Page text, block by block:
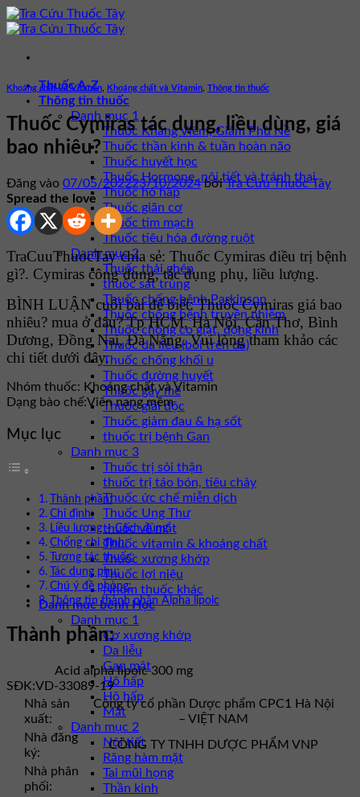
Bỏ
qua
dung
Thuốc A-Z
Thông tin thuốc
Danh mục 1
Thuốc Kháng Viêm, Giảm Phù Nề
Thuốc thần kinh & tuần hoàn não
Thuốc huyết học
Thuốc Hormone, nội tiết và tránh thai
Thuốc hô hấp
Thuốc giãn cơ
Thuốc tim mạch
Thuốc tiêu hóa đường ruột
Danh mục 2
Thuốc thải ghép
thuốc sát trùng
Thuốc chống bệnh Parkinson
Thuốc chống bệnh truyền nhiễm
Thuốc chống co giật, động kinh
Thuốc da liễu (bôi trên da)
Thuốc chống khối u
Thuốc đường huyết
Thuốc gây mê
Thuốc giải độc
Thuốc giảm đau & hạ sốt
thuốc trị bệnh Gan
Danh mục 3
Thuốc trị sỏi thận
thuốc trị táo bón, tiêu chảy
Thuốc ức chế miễn dịch
Thuốc Ung Thư
thuốc về mắt
Thuốc vitamin & khoáng chất
Thuốc xương khớp
Thuốc lợi niệu
Nhóm thuốc khác
Danh mục bệnh Học
Danh mục 1
Cơ xương khớp
Da liễu
Gan mật
Hô hấp
Hô hấp
Mắt
Danh mục 2
Nội tiết
Răng hàm mặt
Tai mũi họng
Thần kinh
Khoáng chất và Vitamin Khoáng chất và Vitamin Thông tin thuốc
Thuốc Cymiras tác dụng, liều dùng, giá
bao nhiêu?
Đăng vào 07/05/202223/10/2024 bởiTra Cứu Thuốc Tây
Spread the love
TraCuuThuocTay chia sẻ: Thuốc Cymiras điều trị bệnh
gì?. Cymiras công dụng, tác dụng phụ, liều lượng.
BÌNH LUẬN cuối bài để biết: Thuốc Cymiras giá bao
nhiêu? mua ở đâu? Tp HCM, Hà Nội, Cần Thơ, Bình
Dương, Đồng Nai, Đà Nẵng. Vui lòng tham khảo các
chi tiết dưới đây.
Nhóm thuốc: Khoáng chất và Vitamin
Dạng bào chế:Viên nang mềm
Mục lục
Thành phần:
Chỉ định:
Liều lượng – Cách dùng
Chống chỉ định:
Tương tác thuốc:
Tác dụng phụ:
Chú ý đề phòng:
Thông tin thành phần Alpha lipoic
Thành phần:
Acid alpha lipoic 300 mg
SĐK:VD-33089-19
Nhà sản
xuất:
Công ty cổ phần Dược phẩm CPC1 Hà Nội
– VIỆT NAM
Nhà đăng
ký:
CÔNG TY TNHH DƯỢC PHẨM VNP
Nhà phân
phối: